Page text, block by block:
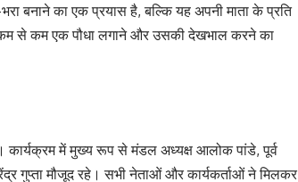
बनाने का एक प्रयास है, बल्कि यह अपनी माता के प्रति
कम से कम एक पौधा लगाने और उसकी देखभाल करने का
कार्यक्रम में मुख्य रूप से मंडल अध्यक्ष आलोक पांडे, पूर्व
गुप्ता मौजूद रहे। सभी नेताओं और कार्यकर्ताओं ने मिलकर